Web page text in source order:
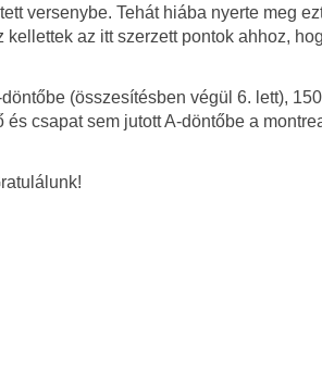
versenybe. Tehát hiába nyerte meg
az itt szerzett pontok ahhoz,
(összesítésben végül 6. lett),
csapat sem jutott A-döntőbe a